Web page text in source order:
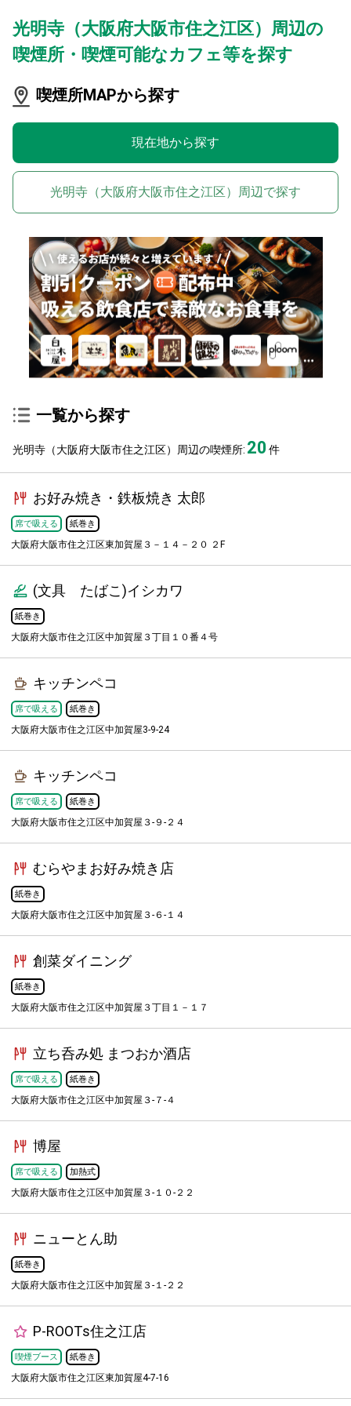
光明寺（大阪府大阪市住之江区）周辺の
喫煙所・喫煙可能なカフェ等を探す
喫煙所MAPから探す
現在地から探す
光明寺（大阪府大阪市住之江区）周辺で探す
一覧から探す
光明寺（大阪府大阪市住之江区）周辺の喫煙所: 20件
お好み焼き・鉄板焼き 太郎
席で吸える 紙巻き
大阪府大阪市住之江区東加賀屋３－１４－２０ ２F
(文具 たばこ)イシカワ
紙巻き
大阪府大阪市住之江区中加賀屋３丁目１０番４号
キッチンペコ
席で吸える 紙巻き
大阪府大阪市住之江区中加賀屋3-9-24
キッチンペコ
席で吸える 紙巻き
大阪府大阪市住之江区中加賀屋３-９-２４
むらやまお好み焼き店
紙巻き
大阪府大阪市住之江区中加賀屋３-６-１４
創菜ダイニング
紙巻き
大阪府大阪市住之江区中加賀屋３丁目１－１７
立ち呑み処 まつおか酒店
席で吸える 紙巻き
大阪府大阪市住之江区中加賀屋３-７-４
博屋
席で吸える 加熱式
大阪府大阪市住之江区中加賀屋３-１０-２２
ニューとん助
紙巻き
大阪府大阪市住之江区中加賀屋３-１-２２
P-ROOTs住之江店
喫煙ブース 紙巻き
大阪府大阪市住之江区東加賀屋4-7-16